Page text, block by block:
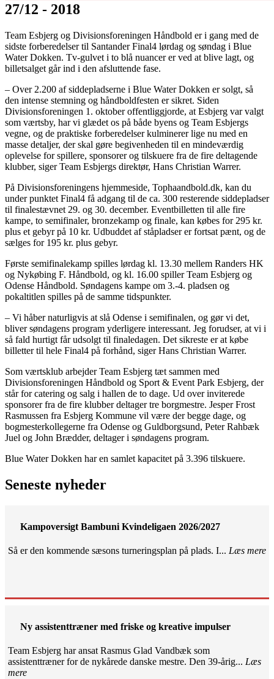
27/12 - 2018
Team Esbjerg og Divisionsforeningen Håndbold er i gang med de
sidste forberedelser til Santander Final4 lørdag og søndag i Blue
Water Dokken. Tv-gulvet i to blå nuancer er ved at blive lagt, og
billetsalget går ind i den afsluttende fase.
– Over 2.200 af siddepladserne i Blue Water Dokken er solgt, så
den intense stemning og håndboldfesten er sikret. Siden
Divisionsforeningen 1. oktober offentliggjorde, at Esbjerg var valgt
som værtsby, har vi glædet os på både byens og Team Esbjergs
vegne, og de praktiske forberedelser kulminerer lige nu med en
masse detaljer, der skal gøre begivenheden til en mindeværdig
oplevelse for spillere, sponsorer og tilskuere fra de fire deltagende
klubber, siger Team Esbjergs direktør, Hans Christian Warrer.
På Divisionsforeningens hjemmeside, Tophaandbold.dk, kan du
under punktet Final4 få adgang til de ca. 300 resterende siddepladser
til finalestævnet 29. og 30. december. Eventbilletten til alle fire
kampe, to semifinaler, bronzekamp og finale, kan købes for 295 kr.
plus et gebyr på 10 kr. Udbuddet af ståpladser er fortsat pænt, og de
sælges for 195 kr. plus gebyr.
Første semifinalekamp spilles lørdag kl. 13.30 mellem Randers HK
og Nykøbing F. Håndbold, og kl. 16.00 spiller Team Esbjerg og
Odense Håndbold. Søndagens kampe om 3.-4. pladsen og
pokaltitlen spilles på de samme tidspunkter.
– Vi håber naturligvis at slå Odense i semifinalen, og gør vi det,
bliver søndagens program yderligere interessant. Jeg forudser, at vi i
så fald hurtigt får udsolgt til finaledagen. Det sikreste er at købe
billetter til hele Final4 på forhånd, siger Hans Christian Warrer.
Som værtsklub arbejder Team Esbjerg tæt sammen med
Divisionsforeningen Håndbold og Sport & Event Park Esbjerg, der
står for catering og salg i hallen de to dage. Ud over inviterede
sponsorer fra de fire klubber deltager tre borgmestre. Jesper Frost
Rasmussen fra Esbjerg Kommune vil være der begge dage, og
bogmesterkollegerne fra Odense og Guldborgsund, Peter Rahbæk
Juel og John Brædder, deltager i søndagens program.
Blue Water Dokken har en samlet kapacitet på 3.396 tilskuere.
Seneste nyheder
Kampoversigt Bambuni Kvindeligaen 2026/2027
Så er den kommende sæsons turneringsplan på plads. I... Læs mere
Ny assistenttræner med friske og kreative impulser
Team Esbjerg har ansat Rasmus Glad Vandbæk som
assistenttræner for de nykårede danske mestre. Den 39-årig... Læs
mere